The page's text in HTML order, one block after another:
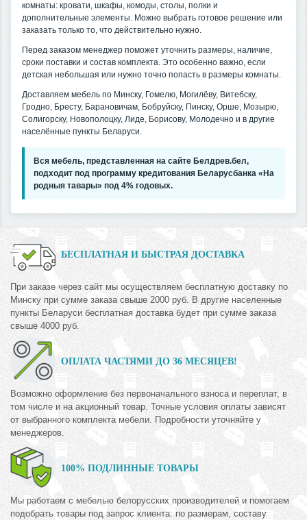
комнаты: кровати, шкафы, комоды, столы, полки и
дополнительные элементы. Можно выбрать готовое решение или
заказать только то, что действительно нужно.
Перед заказом менеджер поможет уточнить размеры, наличие,
сроки поставки и состав комплекта. Это особенно важно, если
детская небольшая или нужно точно попасть в размеры комнаты.
Доставляем мебель по Минску, Гомелю, Могилёву, Витебску,
Гродно, Бресту, Барановичам, Бобруйску, Пинску, Орше, Мозырю,
Солигорску, Новополоцку, Лиде, Борисову, Молодечно и в другие
населённые пункты Беларуси.
Вся мебель, представленная на сайте Белдрев.бел,
подходит под программу кредитования Беларусбанка «На
родныя тавары» под 4% годовых.
БЕСПЛАТНАЯ И БЫСТРАЯ ДОСТАВКА
При заказе через сайт мы осуществляем бесплатную доставку по
Минску при сумме заказа свыше 2000 руб. В другие населенные
пункты Беларуси бесплатная доставка будет при сумме заказа
свыше 4000 руб.
ОПЛАТА ЧАСТЯМИ ДО 36 МЕСЯЦЕВ!
Возможно оформление без первоначального взноса и переплат, в
том числе и на акционный товар. Точные условия оплаты зависят
от выбранного комплекта мебели. Подробности уточняйте у
менеджеров.
100% ПОДЛИННЫЕ ТОВАРЫ
Мы работаем с мебелью белорусских производителей и помогаем
подобрать товары под запрос клиента: по размерам, составу